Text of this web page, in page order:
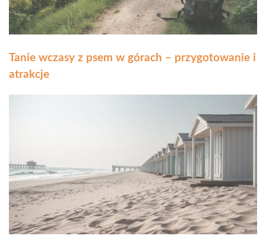
Tanie wczasy z psem w górach – przygotowanie i
atrakcje